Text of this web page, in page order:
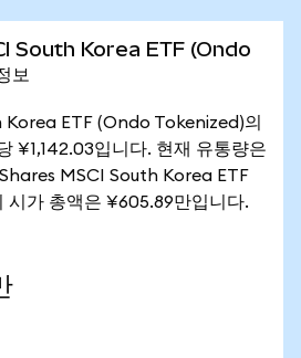
South Korea ETF (Ondo
보
ETF (Ondo Tokenized)의
¥1,142.03입니다. 현재 유통량은
MSCI South Korea ETF
가 총액은 ¥605.89만입니다.